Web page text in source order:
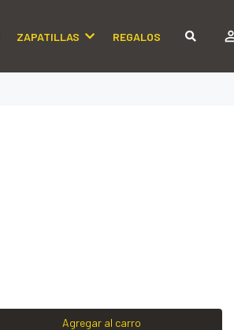
ZAPATILLAS REGALOS
Agregar al carro